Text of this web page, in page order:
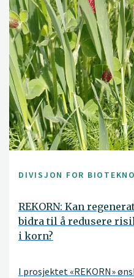
DIVISJON FOR
REKORN: Kan
bidra til å redusere
i korn?
I prosjektet «REKORN»